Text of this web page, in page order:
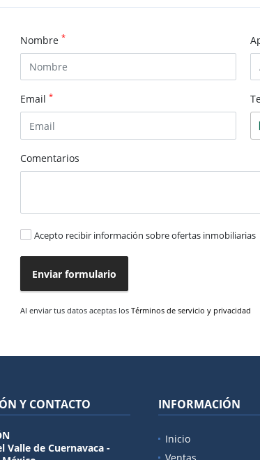
Nombre *
Email *
Comentarios
Acepto recibir información sobre ofertas inmobiliarias
Enviar formulario
Al enviar tus datos aceptas los Términos de servicio y privacidad
Y CONTACTO
Valle de Cuernavaca -
INFORMACIÓN
Inicio